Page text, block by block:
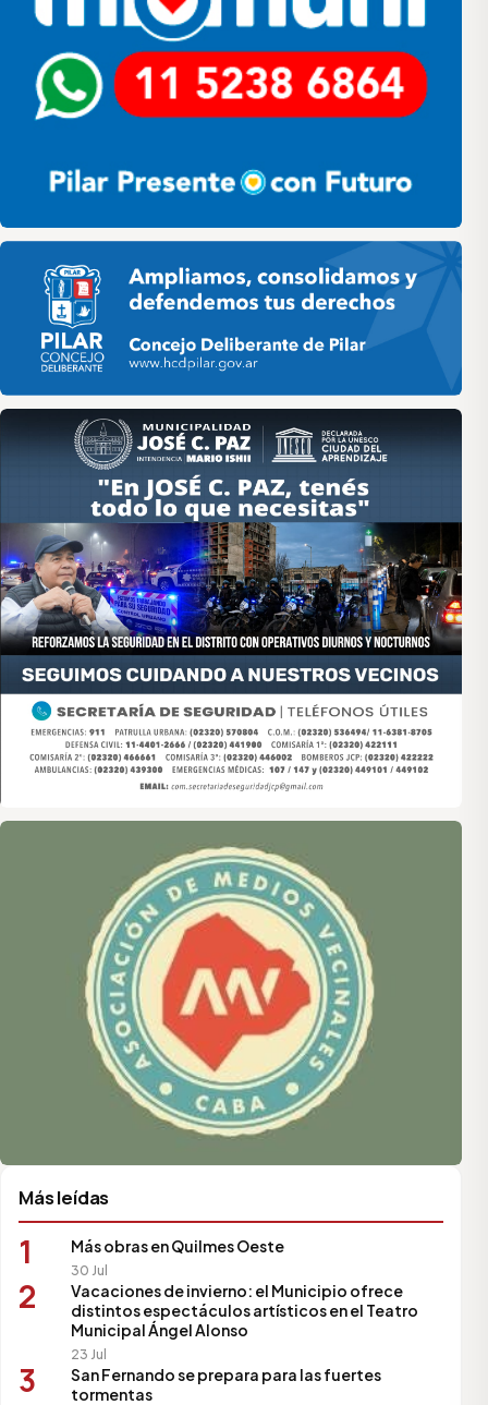
Pilar HCD
Asociación de Medios Vecinales
Más leídas
1 Más obras en Quilmes Oeste
30 Jul
2
Vacaciones de invierno: el Municipio ofrece
distintos espectáculos artísticos en el Teatro
Municipal Ángel Alonso
23 Jul
3
San Fernando se prepara para las fuertes
tormentas